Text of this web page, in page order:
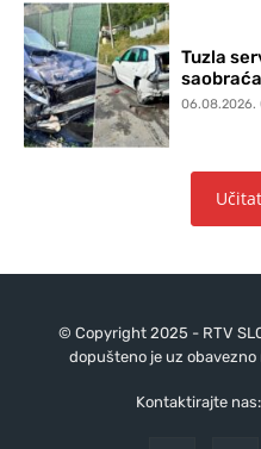
Tuzla
06.08.2026.
© Copyright 2025 - RTV
dopušteno je uz obavezno
Kontaktirajte nas: